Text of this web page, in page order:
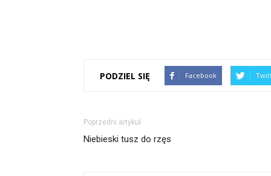
PODZIEL SIĘ Facebook
Poprzedni artykuł
Niebieski tusz do rzęs